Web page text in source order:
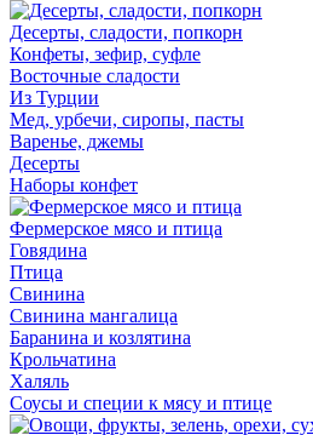
Десерты, сладости, попкорн
Конфеты, зефир, суфле
Восточные сладости
Из Турции
Мед, урбечи, сиропы, пасты
Варенье, джемы
Десерты
Наборы конфет
Фермерское мясо и птица
Говядина
Птица
Свинина
Свинина мангалица
Баранина и козлятина
Крольчатина
Халяль
Соусы и специи к мясу и птице